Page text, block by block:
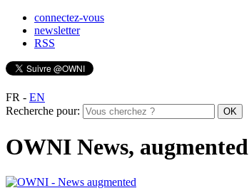
connectez-vous
newsletter
RSS
FR - EN
Recherche pour:
OWNI News, augmented